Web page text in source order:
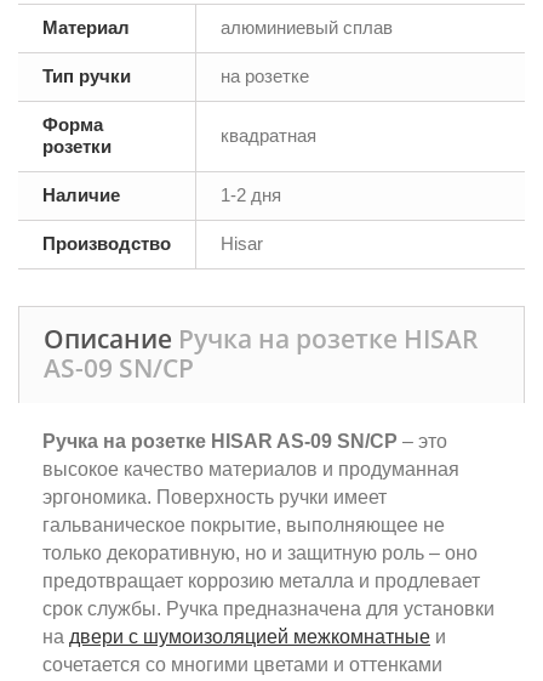
Материал алюминиевый сплав
Тип ручки на розетке
Форма
розетки
квадратная
Наличие 1-2 дня
Производство Hisar
Описание Ручка на розетке HISAR
AS-09 SN/CP
Ручка на розетке HISAR AS-09 SN/CP – это
высокое качество материалов и продуманная
эргономика. Поверхность ручки имеет
гальваническое покрытие, выполняющее не
только декоративную, но и защитную роль – оно
предотвращает коррозию металла и продлевает
срок службы. Ручка предназначена для установки
на двери с шумоизоляцией межкомнатные и
сочетается со многими цветами и оттенками